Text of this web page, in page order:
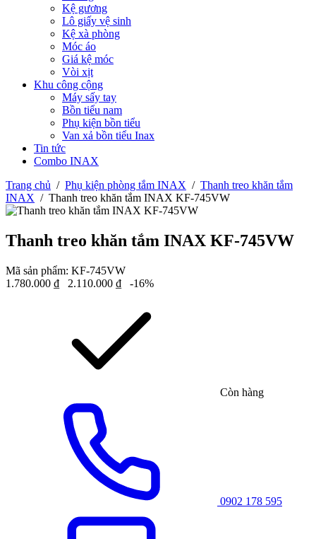
Kệ gương
Lô giấy vệ sinh
Kệ xà phòng
Móc áo
Giá kệ móc
Vòi xịt
Khu công cộng
Máy sấy tay
Bồn tiểu nam
Phụ kiện bồn tiểu
Van xả bồn tiểu Inax
Tin tức
Combo INAX
Trang chủ / Phụ kiện phòng tắm INAX / Thanh treo khăn tắm
INAX / Thanh treo khăn tắm INAX KF-745VW
Thanh treo khăn tắm INAX KF-745VW
Mã sản phẩm: KF-745VW
1.780.000 ₫ 2.110.000 ₫ -16%
Còn hàng
0902 178 595